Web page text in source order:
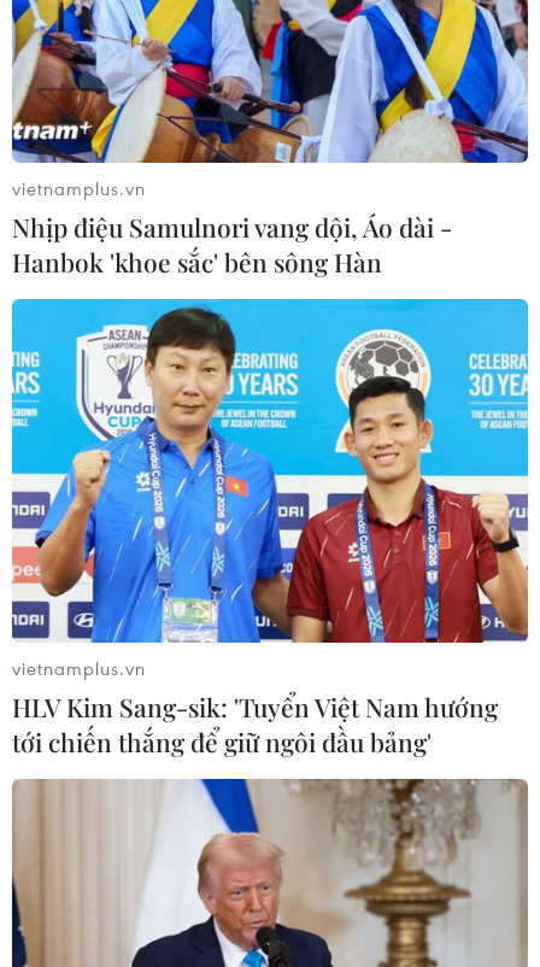
vietnamplus.vn
Nhịp điệu Samulnori vang dội, Áo dài -
Hanbok 'khoe sắc' bên sông Hàn
vietnamplus.vn
HLV Kim Sang-sik: 'Tuyển Việt Nam hướng
tới chiến thắng để giữ ngôi đầu bảng'